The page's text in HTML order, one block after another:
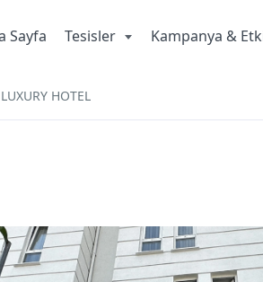
Sayfa Tesisler Kampanya &
HOTEL